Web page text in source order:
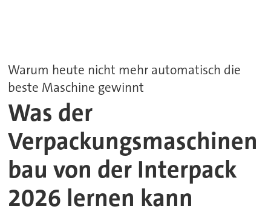
Warum heute nicht mehr automatisch die
beste Maschine gewinnt
Was der
Verpackungsmaschinen
bau von der Interpack
2026 lernen kann